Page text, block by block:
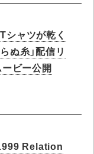
シャツが乾く
ぬ糸」配信リ
ビー公開
Relation